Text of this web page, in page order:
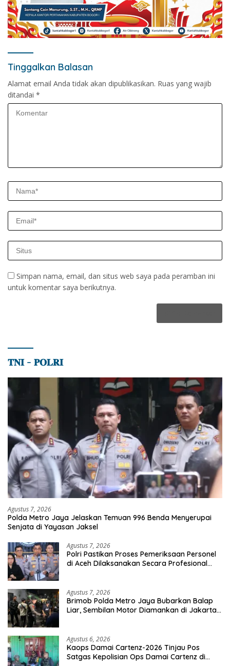
Tinggalkan Balasan
Alamat email Anda tidak akan dipublikasikan. Ruas yang wajib
ditandai *
Simpan nama, email, dan situs web saya pada peramban ini
untuk komentar saya berikutnya.
𝐓𝐍𝐈 – 𝐏𝐎𝐋𝐑𝐈
Agustus 7, 2026
Polda Metro Jaya Jelaskan Temuan 996 Benda Menyerupai
Senjata di Yayasan Jaksel
Agustus 7, 2026
Polri Pastikan Proses Pemeriksaan Personel
di Aceh Dilaksanakan Secara Profesional
Agustus 7, 2026
Brimob Polda Metro Jaya Bubarkan Balap
Liar, Sembilan Motor Diamankan di Jakarta
Agustus 6, 2026
Kaops Damai Cartenz-2026 Tinjau Pos
Satgas Kepolisian Ops Damai Cartenz di